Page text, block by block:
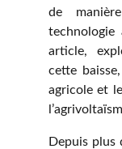
de
technologie
article,
cette
agricole et
Depuis plus